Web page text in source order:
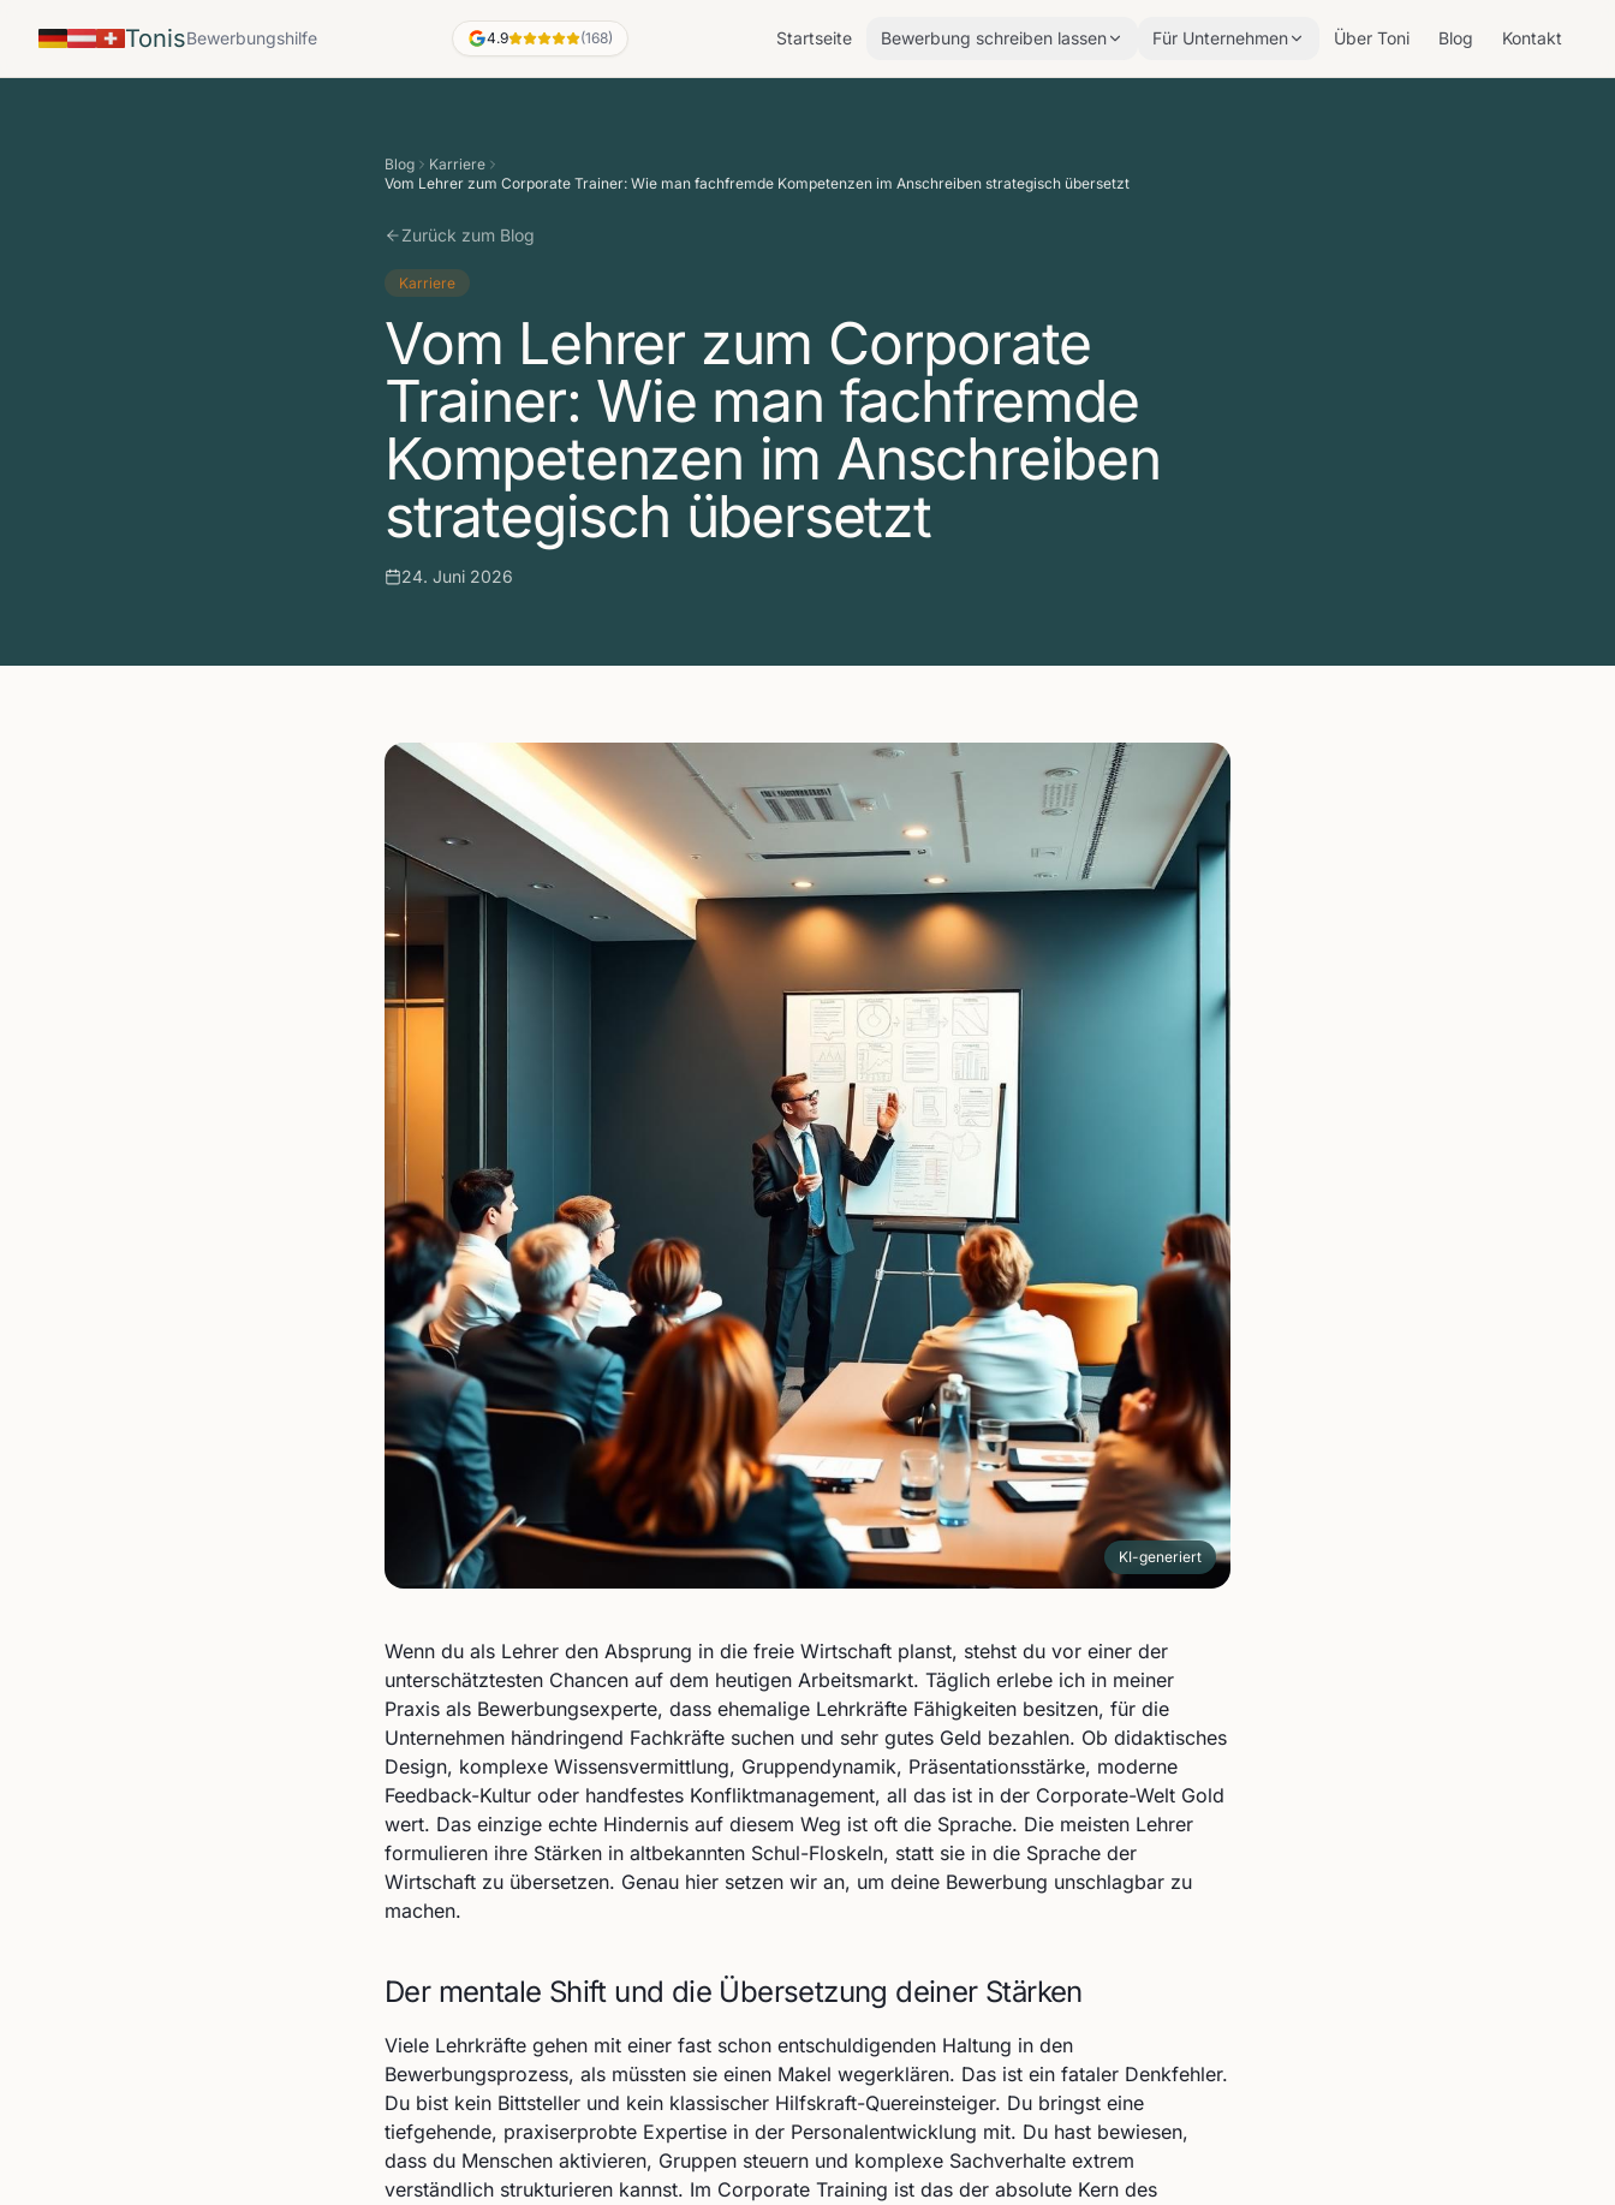
TonisBewerbungshilfe 4.9 (168) Startseite Bewerbung schreiben lassen Für Unternehmen Über Toni Blog Kontakt
Blog
Karriere
Vom Lehrer zum Corporate Trainer: Wie man fachfremde Kompetenzen im Anschreiben strategisch übersetzt
Zurück zum Blog
Karriere
Vom Lehrer zum Corporate
Trainer: Wie man fachfremde
Kompetenzen im Anschreiben
strategisch übersetzt
24. Juni 2026
KI-generiert
Wenn du als Lehrer den Absprung in die freie Wirtschaft planst, stehst du vor einer der
unterschätztesten Chancen auf dem heutigen Arbeitsmarkt. Täglich erlebe ich in meiner
Praxis als Bewerbungsexperte, dass ehemalige Lehrkräfte Fähigkeiten besitzen, für die
Unternehmen händringend Fachkräfte suchen und sehr gutes Geld bezahlen. Ob didaktisches
Design, komplexe Wissensvermittlung, Gruppendynamik, Präsentationsstärke, moderne
Feedback-Kultur oder handfestes Konfliktmanagement, all das ist in der Corporate-Welt Gold
wert. Das einzige echte Hindernis auf diesem Weg ist oft die Sprache. Die meisten Lehrer
formulieren ihre Stärken in altbekannten Schul-Floskeln, statt sie in die Sprache der
Wirtschaft zu übersetzen. Genau hier setzen wir an, um deine Bewerbung unschlagbar zu
machen.
Der mentale Shift und die Übersetzung deiner Stärken
Viele Lehrkräfte gehen mit einer fast schon entschuldigenden Haltung in den
Bewerbungsprozess, als müssten sie einen Makel wegerklären. Das ist ein fataler Denkfehler.
Du bist kein Bittsteller und kein klassischer Hilfskraft-Quereinsteiger. Du bringst eine
tiefgehende, praxiserprobte Expertise in der Personalentwicklung mit. Du hast bewiesen,
dass du Menschen aktivieren, Gruppen steuern und komplexe Sachverhalte extrem
verständlich strukturieren kannst. Im Corporate Training ist das der absolute Kern des